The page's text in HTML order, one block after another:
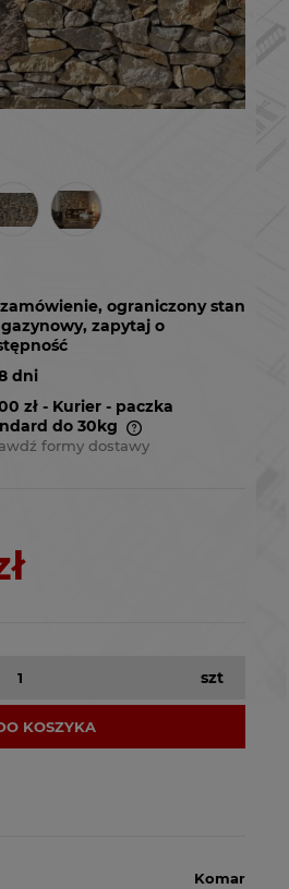
ograniczony stan
zapytaj o
dni
zł - Kurier - paczka
do 30kg
kosztów
formy dostawy
szt
KOSZYKA
Komar